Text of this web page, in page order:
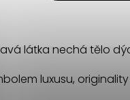
látka nechá tělo
luxusu,